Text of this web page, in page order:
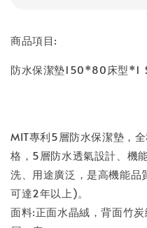
商品項目:
防水保潔墊150*80床型*1
MIT專利5層防水保潔墊，
格，5層防水透氣設計、機
洗、用途廣泛，是高機能品
可達2年以上)。
面料:正面水晶絨，背面竹